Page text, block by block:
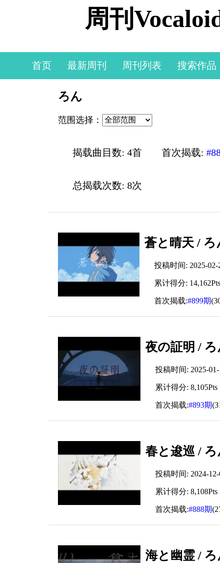
周刊
首页 最新周刊 周刊列表 搜索作品
ろん
范围选择：
揭载曲目数: 4首 首次揭载:
总揭载次数: 8次
蒼と晴天 / ろ
投稿时间: 2025-02-
累计得分:
首次揭载:#899期
夜の証明 /
投稿时间: 2025-01-
累计得分: 8,105Pts
首次揭载:#893期
春と逡巡 /
投稿时间: 2024-12-
累计得分: 8,108Pts
首次揭载:#888期
海と幽霊 /